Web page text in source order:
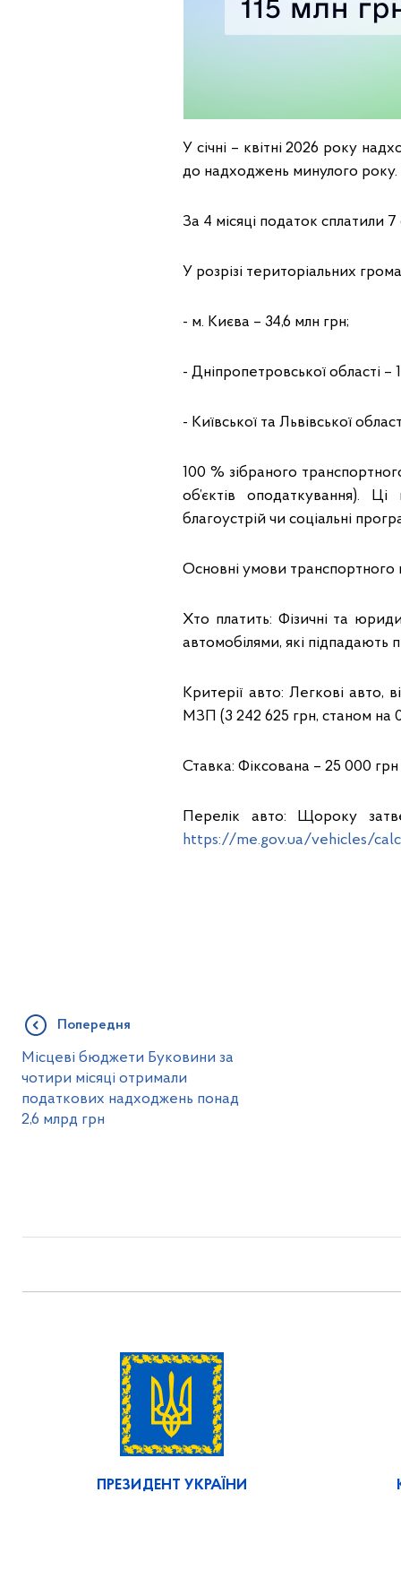
У січні – квітні 2026 року
до надходжень минулого року.
За 4 місяці податок сплатили
У розрізі територіальних
- м. Києва – 34,6 млн грн;
- Дніпропетровської області –
- Київської та Львівської
100 % зібраного
об’єктів оподаткування).
благоустрій чи соціальні
Основні умови транспортного
Хто платить: Фізичні та
автомобілями, які підпадають
Критерії авто: Легкові авто,
МЗП (3 242 625 грн, станом на
Ставка: Фіксована – 25 000
Перелік авто: Щороку
https://me.gov.ua/vehicles/
Попередня
Місцеві бюджети Буковини за
чотири місяці отримали
податкових надходжень понад
2,6 млрд грн
ПРЕЗИДЕНТ УКРАЇНИ